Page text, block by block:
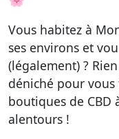
Vous habitez à
ses environs et
(légalement) ?
déniché pour vous
boutiques de CBD
alentours !